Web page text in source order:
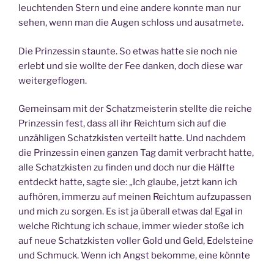
leuchtenden Stern und eine andere konnte man nur
sehen, wenn man die Augen schloss und ausatmete.
Die Prinzessin staunte. So etwas hatte sie noch nie
erlebt und sie wollte der Fee danken, doch diese war
weitergeflogen.
Gemeinsam mit der Schatzmeisterin stellte die reiche
Prinzessin fest, dass all ihr Reichtum sich auf die
unzähligen Schatzkisten verteilt hatte. Und nachdem
die Prinzessin einen ganzen Tag damit verbracht hatte,
alle Schatzkisten zu finden und doch nur die Hälfte
entdeckt hatte, sagte sie: „Ich glaube, jetzt kann ich
aufhören, immerzu auf meinen Reichtum aufzupassen
und mich zu sorgen. Es ist ja überall etwas da! Egal in
welche Richtung ich schaue, immer wieder stoße ich
auf neue Schatzkisten voller Gold und Geld, Edelsteine
und Schmuck. Wenn ich Angst bekomme, eine könnte